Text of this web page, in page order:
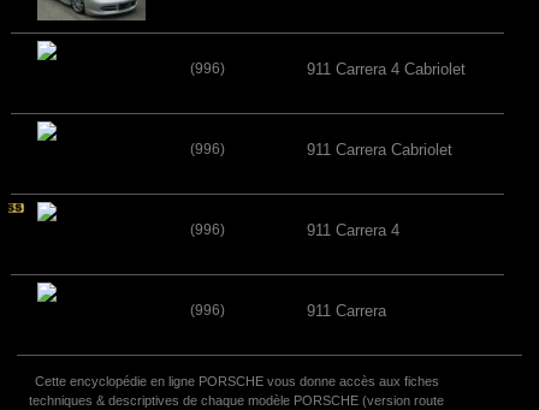
(996) 911 Carrera 4 Cabriolet
(996) 911 Carrera Cabriolet
(996) 911 Carrera 4
(996) 911 Carrera
Cette encyclopédie en ligne PORSCHE vous donne accès aux fiches
techniques & descriptives de chaque modèle PORSCHE (version route